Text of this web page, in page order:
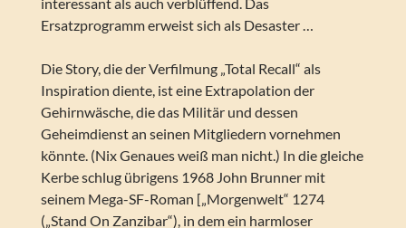
Ersatzprogramm erweist sich als Desaster …
Die Story, die der Verfilmung „Total Recall“ als
Inspiration diente, ist eine Extrapolation der
Gehirnwäsche, die das Militär und dessen
Geheimdienst an seinen Mitgliedern vornehmen
könnte. (Nix Genaues weiß man nicht.) In die gleiche
Kerbe schlug übrigens 1968 John Brunner mit
seinem Mega-SF-Roman [„Morgenwelt“ 1274
(„Stand On Zanzibar“), in dem ein harmloser